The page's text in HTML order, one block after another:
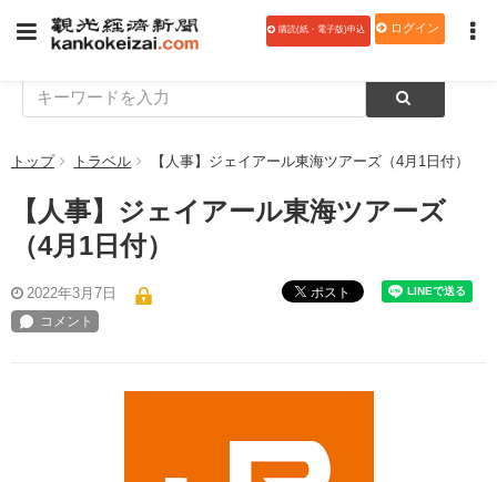
購読(紙・電子版)申込 ログイン
トップ トラベル 【人事】ジェイアール東海ツアーズ（4月1日付）
【人事】ジェイアール東海ツアーズ
（4月1日付）
2022年3月7日 ポスト